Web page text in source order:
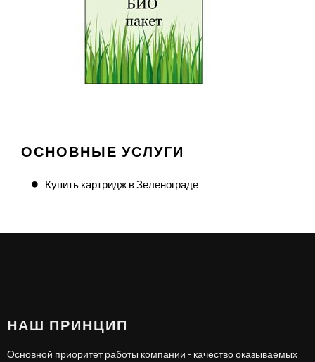
ОСНОВНЫЕ УСЛУГИ
Купить картридж в Зеленограде
НАШ ПРИНЦИП
Основной приоритет работы компании - качество оказываемых